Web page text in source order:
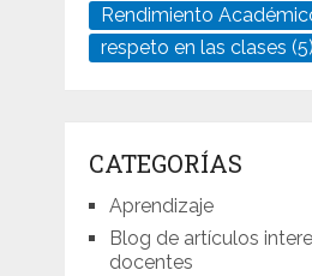
Rendimiento
respeto en las clases (5)
CATEGORÍAS
Aprendizaje
Blog de artículos
docentes